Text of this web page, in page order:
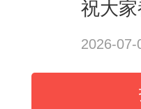
祝大
2026-07-